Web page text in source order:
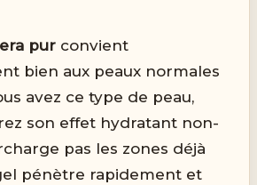
pur convient
bien aux peaux normales
avez ce type de peau,
son effet hydratant non-
pas les zones déjà
pénètre rapidement et